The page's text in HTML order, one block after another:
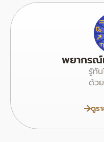
พยากรณ์
รู้ทัน
ด้ว
ดูร